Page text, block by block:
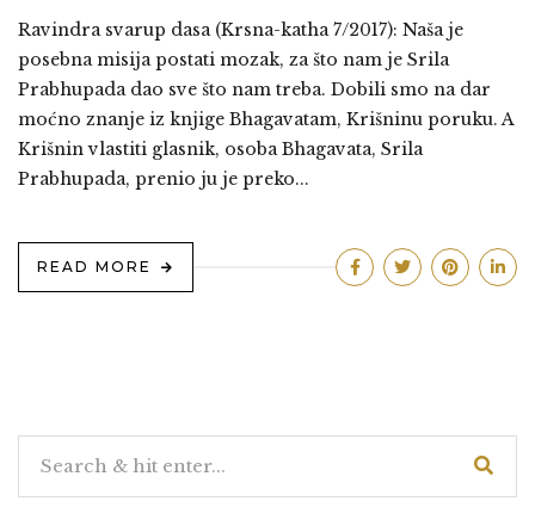
Ravindra svarup dasa (Krsna-katha 7/2017): Naša je
posebna misija postati mozak, za što nam je Srila
Prabhupada dao sve što nam treba. Dobili smo na dar
moćno znanje iz knjige Bhagavatam, Krišninu poruku. A
Krišnin vlastiti glasnik, osoba Bhagavata, Srila
Prabhupada, prenio ju je preko...
READ MORE